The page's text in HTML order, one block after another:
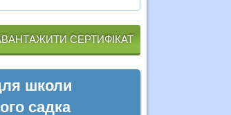
СЕРТИФІКАТ
школи
садка